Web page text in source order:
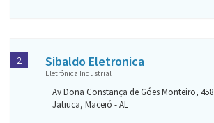
Sibaldo Eletronica
Eletrônica Industrial
Av Dona Constança de Góes Monteiro, 458
Jatiuca, Maceió - AL
2